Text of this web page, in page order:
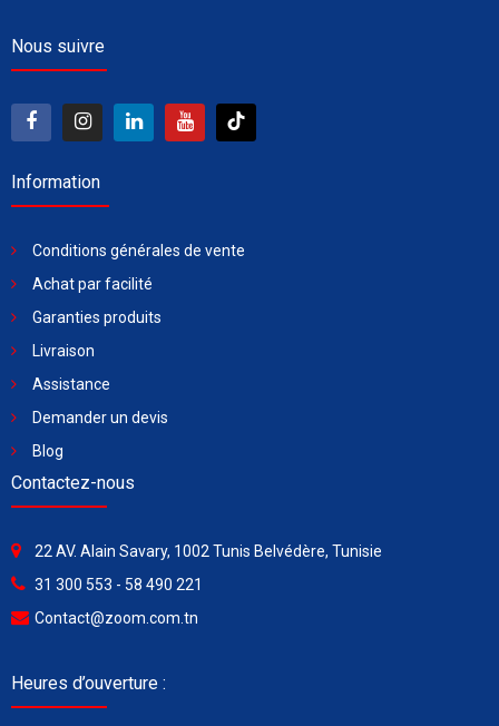
Nous suivre
Information
Conditions générales de vente
Achat par facilité
Garanties produits
Livraison
Assistance
Demander un devis
Blog
Contactez-nous
22 AV. Alain Savary, 1002 Tunis Belvédère, Tunisie
31 300 553 - 58 490 221
Contact@zoom.com.tn
Heures d’ouverture :